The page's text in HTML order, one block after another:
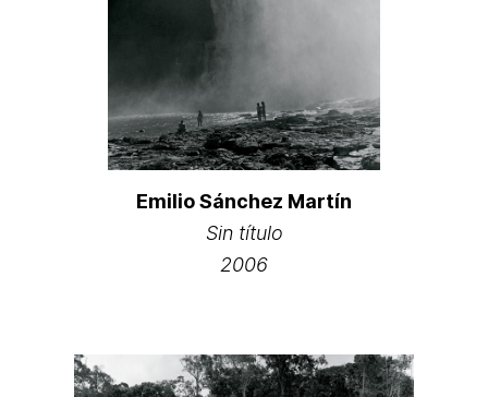
Emilio Sánchez Martín
Sin título
2006